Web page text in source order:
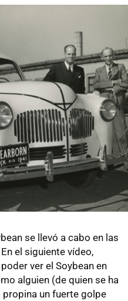
se llevó a cabo en las
el siguiente vídeo,
ver el Soybean en
alguien (de quien se ha
un fuerte golpe